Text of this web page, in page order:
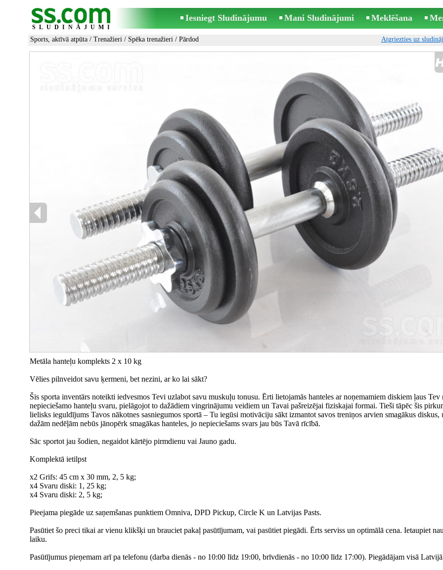
SLUDINĀJUMI
Iesniegt Sludinājumu Mani Sludinājumi Meklēšana
Sports, aktīvā atpūta / Trenažieri / Spēka trenažieri / Pārdod Atgriezties uz
Metāla hanteļu komplekts 2 x 10 kg
Vēlies pilnveidot savu ķermeni, bet nezini, ar ko lai sākt?
Šis sporta inventārs noteikti iedvesmos Tevi uzlabot savu muskuļu tonusu. Ērti lietojamās hanteles ar noņemamiem diskiem ļaus Tev
nepieciešamo hanteļu svaru, pielāgojot to dažādiem vingrinājumu veidiem un Tavai pašreizējai fiziskajai formai. Tieši tāpēc šis
lielisks ieguldījums Tavos nākotnes sasniegumos sportā – Tu iegūsi motivāciju sākt izmantot savos treniņos arvien smagākus diskus,
dažām nedēļām nebūs jānopērk smagākas hanteles, jo nepieciešams svars jau būs Tavā rīcībā.
Sāc sportot jau šodien, negaidot kārtējo pirmdienu vai Jauno gadu.
Komplektā ietilpst
x2 Grifs: 45 cm x 30 mm, 2, 5 kg;
x4 Svaru diski: 1, 25 kg;
x4 Svaru diski: 2, 5 kg;
Pieejama piegāde uz saņemšanas punktiem Omniva, DPD Pickup, Circle K un Latvijas Pasts.
Pasūtiet šo preci tikai ar vienu klikšķi un brauciet pakaļ pasūtījumam, vai pasūtiet piegādi. Ērts serviss un optimālā cena. Ietaupiet
laiku.
Pasūtījumus pieņemam arī pa telefonu (darba dienās - no 10:00 līdz 19:00, brīvdienās - no 10:00 līdz 17:00). Piegādājam visā